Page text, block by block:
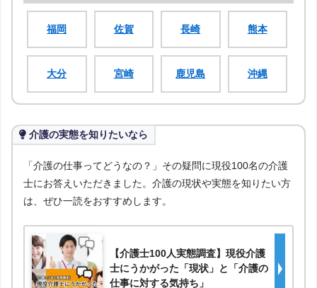
福岡 佐賀 長崎 熊本
大分 宮崎 鹿児島 沖縄
介護の実態を知りたいなら
「介護の仕事ってどうなの？」その疑問に現役100名の介護
士にお答えいただきました。介護の現状や実態を知りたい方
は、ぜひ一読をおすすめします。
【介護士100人実態調査】現役介護
士にうかがった「現状」と「介護の
仕事に対する気持ち」